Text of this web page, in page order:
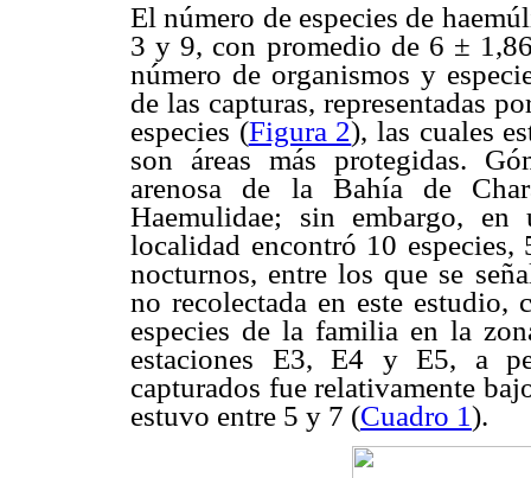
El número de especies de
3 y 9, con promedio de 6 ±
número de organismos y
de las capturas, representadas
especies (Figura 2), las cuales
son áreas más protegidas.
arenosa de la Bahía de
Haemulidae; sin embargo,
localidad encontró 10
nocturnos, entre los que se
no recolectada en este
especies de la familia en la
estaciones E3, E4 y E5, a
capturados fue relativamente
estuvo entre 5 y 7 (Cuadro 1).